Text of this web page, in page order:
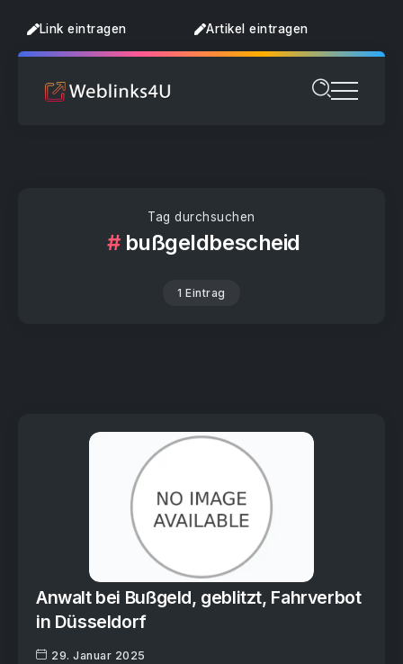
Link eintragen Artikel eintragen
Tag durchsuchen
bußgeldbescheid
1 Eintrag
Anwalt bei Bußgeld, geblitzt, Fahrverbot
in Düsseldorf
29. Januar 2025